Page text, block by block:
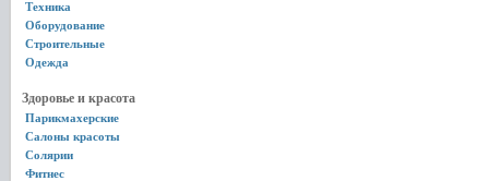
Техника
Оборудование
Строительные
Одежда
Здоровье и красота
Парикмахерские
Салоны красоты
Солярии
Фитнес